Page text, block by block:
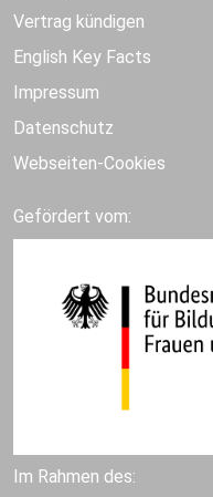
Vertrag kündigen
English Key Facts
Impressum
Datenschutz
Webseiten-Cookies
Gefördert vom:
Im Rahmen des: